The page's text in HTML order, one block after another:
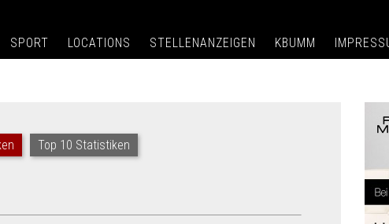
SPORT LOCATIONS STELLENANZEIGEN KBUMM
Top 10 Statistiken